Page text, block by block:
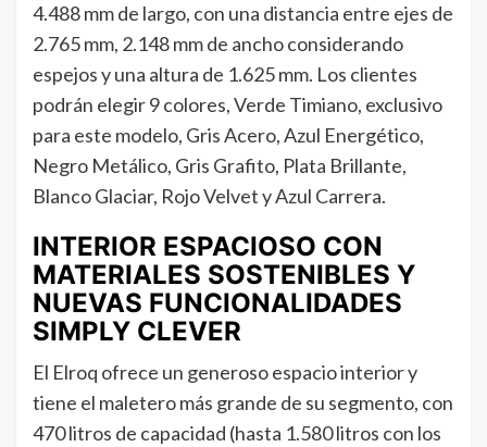
4.488 mm de largo, con una distancia entre ejes de
2.765 mm, 2.148 mm de ancho considerando
espejos y una altura de 1.625 mm. Los clientes
podrán elegir 9 colores, Verde Timiano, exclusivo
para este modelo, Gris Acero, Azul Energético,
Negro Metálico, Gris Grafito, Plata Brillante,
Blanco Glaciar, Rojo Velvet y Azul Carrera.
INTERIOR ESPACIOSO CON
MATERIALES SOSTENIBLES Y
NUEVAS FUNCIONALIDADES
SIMPLY CLEVER
El Elroq ofrece un generoso espacio interior y
tiene el maletero más grande de su segmento, con
470 litros de capacidad (hasta 1.580 litros con los